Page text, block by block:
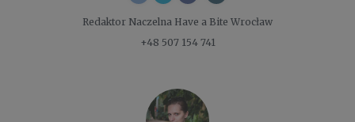
Redaktor Naczelna Have a Bite Wrocław
+48 507 154 741